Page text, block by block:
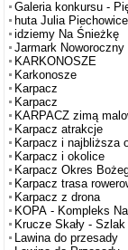
Galeria konkursu -
huta Julia Piechowice
idziemy Na Śnieżkę
Jarmark Noworoczny
KARKONOSZE
Karkonosze
Karpacz
Karpacz
KARPACZ zimą
Karpacz atrakcje
Karpacz i najbliższa
Karpacz i okolice
Karpacz Okres
Karpacz trasa
Karpacz z drona
KOPA - Kompleks
Krucze Skały -
Lawina do przesady